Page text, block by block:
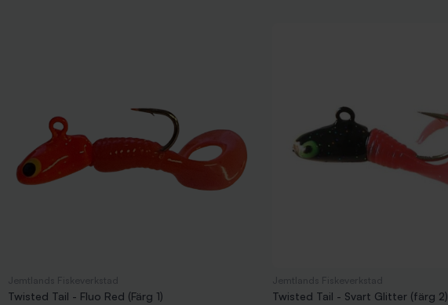
Twisted Tail - Fluo Red (Färg 1)
Twisted Tail - Svart Glitter (färg 2)